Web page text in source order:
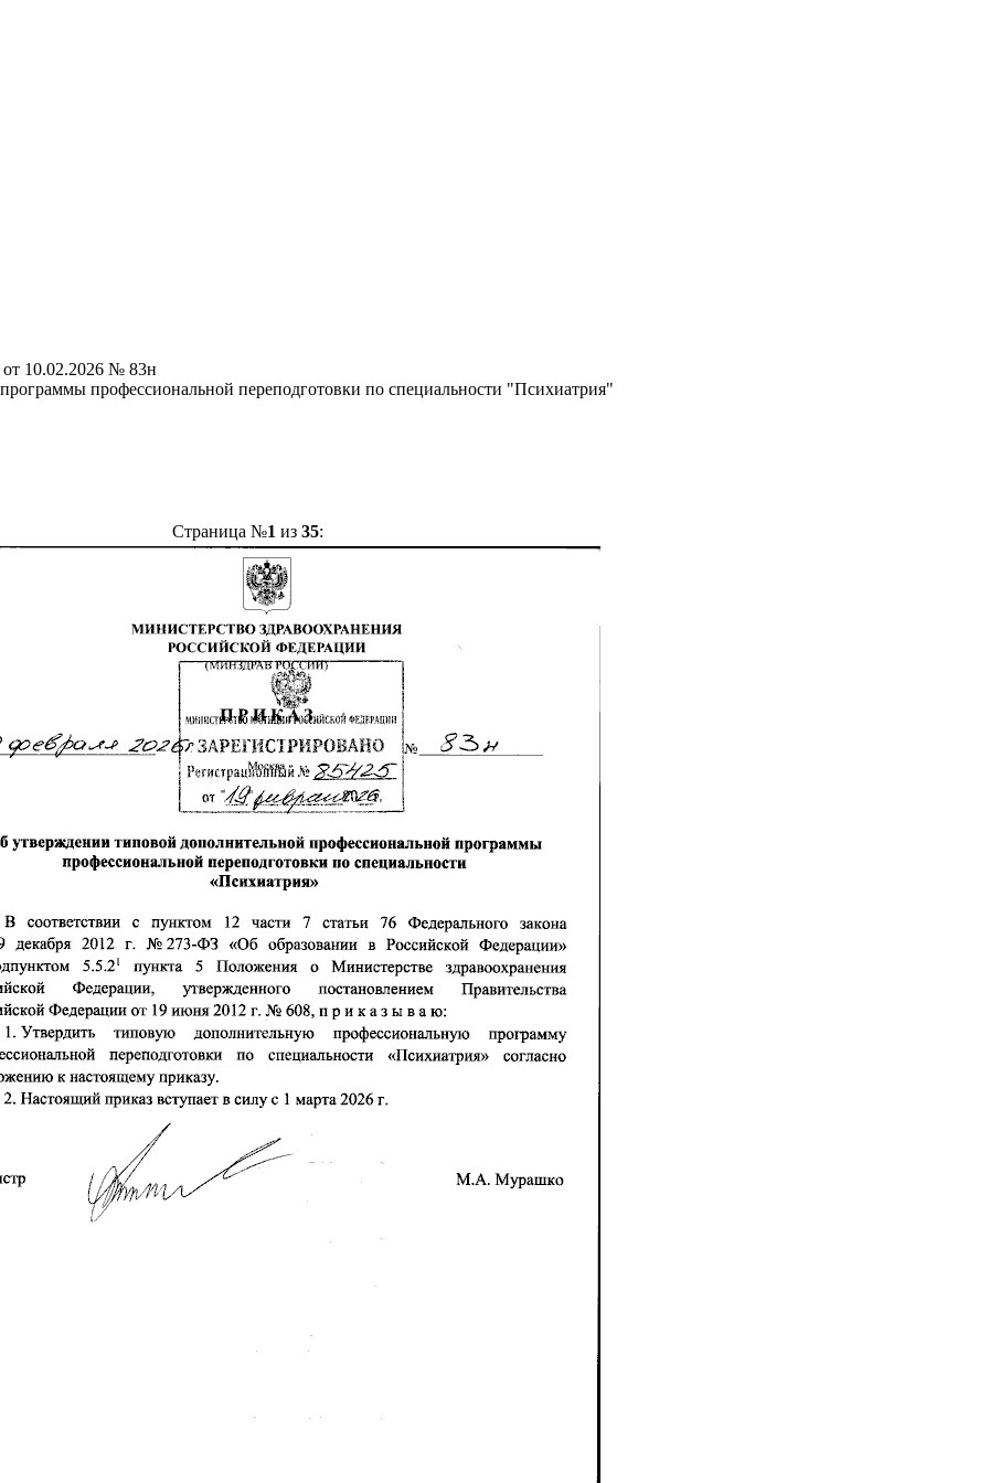
от 10.02.2026 № 83н
профессиональной переподготовки по специальности "Психиатрия"
Страница №1 из 35: